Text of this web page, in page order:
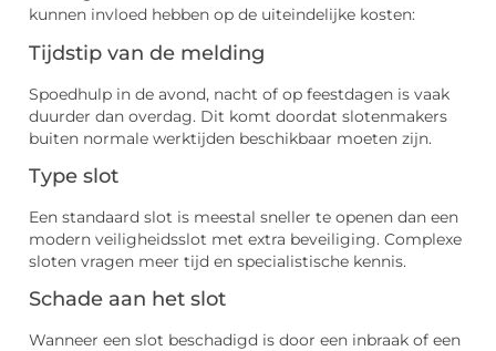
kunnen invloed hebben op de uiteindelijke kosten:
Tijdstip van de melding
Spoedhulp in de avond, nacht of op feestdagen is vaak
duurder dan overdag. Dit komt doordat slotenmakers
buiten normale werktijden beschikbaar moeten zijn.
Type slot
Een standaard slot is meestal sneller te openen dan een
modern veiligheidsslot met extra beveiliging. Complexe
sloten vragen meer tijd en specialistische kennis.
Schade aan het slot
Wanneer een slot beschadigd is door een inbraak of een